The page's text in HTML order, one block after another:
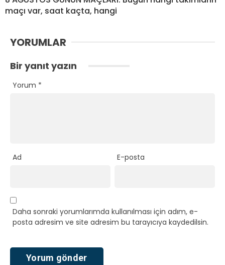
maçı var, saat kaçta, hangi
YORUMLAR
Bir yanıt yazın
Yorum *
Ad E-posta
Daha sonraki yorumlarımda kullanılması için adım, e-
posta adresim ve site adresim bu tarayıcıya kaydedilsin.